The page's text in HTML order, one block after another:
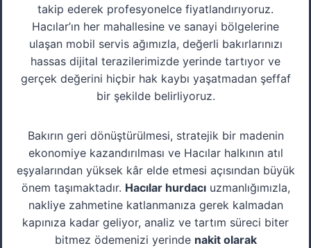
takip ederek profesyonelce fiyatlandırıyoruz.
Hacılar’ın her mahallesine ve sanayi bölgelerine
ulaşan mobil servis ağımızla, değerli bakırlarınızı
hassas dijital terazilerimizde yerinde tartıyor ve
gerçek değerini hiçbir hak kaybı yaşatmadan şeffaf
bir şekilde belirliyoruz.
Bakırın geri dönüştürülmesi, stratejik bir madenin
ekonomiye kazandırılması ve Hacılar halkının atıl
eşyalarından yüksek kâr elde etmesi açısından büyük
önem taşımaktadır. Hacılar hurdacıuzmanlığımızla,
nakliye zahmetine katlanmanıza gerek kalmadan
kapınıza kadar geliyor, analiz ve tartım süreci biter
bitmez ödemenizi yerinde nakit olarak